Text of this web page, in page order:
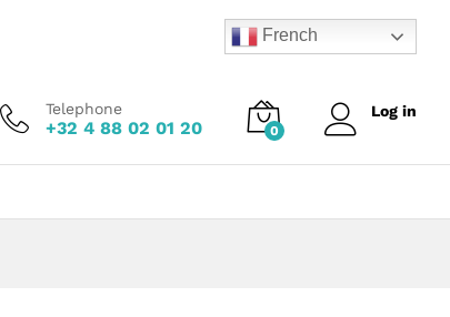
French
Telephone
+32 4 88 02 01 20 0
Log in
Add to Cart